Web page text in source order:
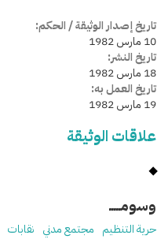
تاريخ إصدار الوثيقة / الحكم:
10 مارس 1982
تاريخ النشر:
18 مارس 1982
تاريخ العمل به:
19 مارس 1982
علاقات الوثيقة
وسومـــــ
حرية التنظيم مجتمع مدني نقابات